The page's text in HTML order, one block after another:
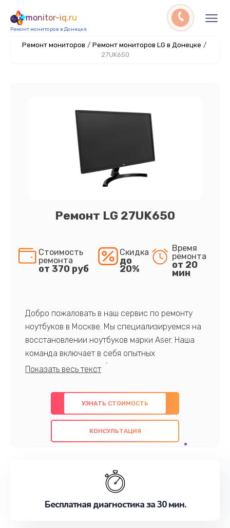
monitor-iq.ru
Ремонт мониторов в Донецке
Ремонт мониторов / Ремонт мониторов LG в Донецке /
27UK650
Ремонт LG 27UK650
Стоимость
ремонта
от 370 руб
Скидка
до
20%
Время
ремонта
от 20
мин
Добро пожаловать в наш сервис по ремонту
ноутбуков в Москве. Мы специализируемся на
восстановлении ноутбуков марки Aser. Наша
команда включает в себя опытных
профессионалов с обширными знаниями и
предлагаем быстрый и качественный ремонт с
использованием оригинальных компонентов, а
также гарантируем качество всех
проведенных работ. Наша цель - предоставить
наилучшим образом. Не медлите записаться на
УЗНАТЬ СТОИМОСТЬ
КОНСУЛЬТАЦИЯ
Бесплатная диагностика за 30 мин.